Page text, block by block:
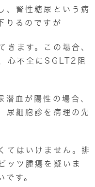
、腎性糖尿という病
りるのですが
きます。この場合、
心不全にSGLT2阻
潜血が陽性の場合、
尿細胞診を病理の先
てはいけません。排
ッツ腫瘍を疑いま
です。